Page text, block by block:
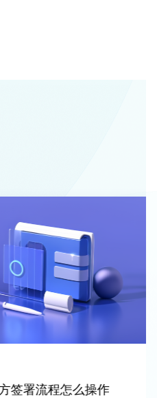
署流程怎么操作